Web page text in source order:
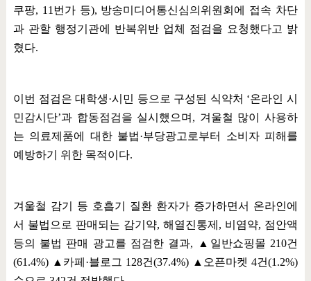
쿠팡, 11번가 등), 방송미디어통신심의위원회에 접속 차단
과 관할 행정기관에 반복위반 업체 점검을 요청했다고 밝
혔다.
이번 점검은 대학생·시민 등으로 구성된 식약처 ‘온라인 시
민감시단’과 합동점검을 실시했으며 , 겨울철 많이 사용하
는 의료제품에 대한 불법·부당광고로부터 소비자 피해를
예방하기 위한 목적이다.
겨울철 감기 등 호흡기 질환 환자가 증가하면서 온라인에
서 불법으로 판매되는 감기약,해열진통제 , 비염약, 점안액
등의 불법 판매 광고를 점검한 결과, ▲ 일반쇼핑몰210건
(61.4%) ▲ 카페 ·블로그 128건(37.4%) ▲ 오픈마켓4건(1.2%)